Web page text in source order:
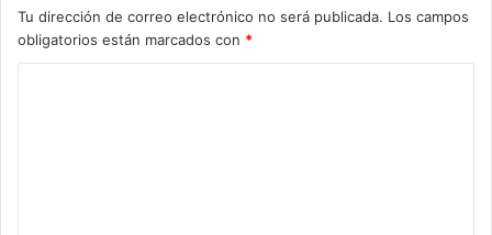
Tu dirección de correo electrónico no será publicada. Los campos
obligatorios están marcados con *